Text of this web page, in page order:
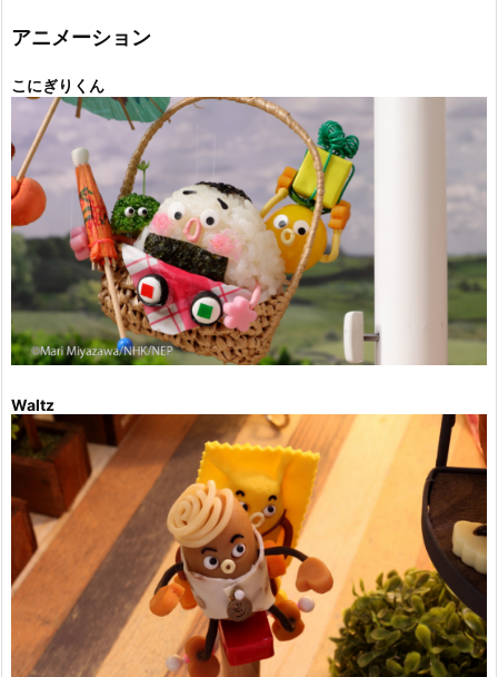
ー
アニメーション
こにぎりくん
Waltz